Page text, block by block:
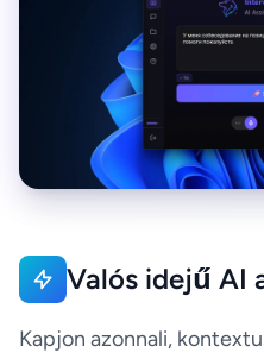
Valós idejű AI
Kapjon azonnali,